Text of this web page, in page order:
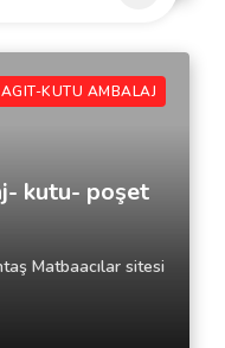
KUTU AMBALAJ
kutu- poşet
Matbaacılar sitesi